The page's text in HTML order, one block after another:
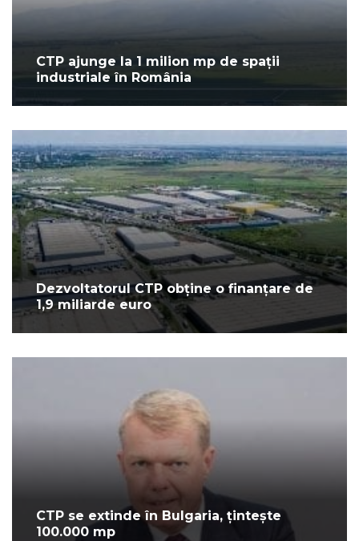
CTP ajunge la 1 milion mp de spații
industriale în România
Dezvoltatorul CTP obține o finanțare de
1,9 miliarde euro
CTP se extinde în Bulgaria, țintește
100.000 mp